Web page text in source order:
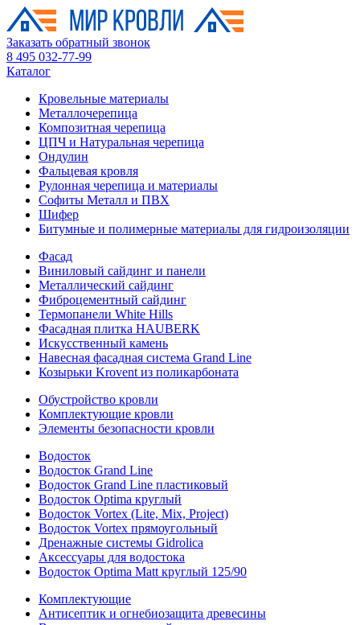
Заказать обратный звонок
8 495 032-77-99
Каталог
Кровельные материалы
Металлочерепица
Композитная черепица
ЦПЧ и Натуральная черепица
Ондулин
Фальцевая кровля
Рулонная черепица и материалы
Софиты Металл и ПВХ
Шифер
Битумные и полимерные материалы для гидроизоляции
Фасад
Виниловый сайдинг и панели
Металлический сайдинг
Фиброцементный сайдинг
Термопанели White Hills
Фасадная плитка HAUBERK
Искусственный камень
Навесная фасадная система Grand Line
Козырьки Krovent из поликарбоната
Обустройство кровли
Комплектующие кровли
Элементы безопасности кровли
Водосток
Водосток Grand Line
Водосток Grand Line пластиковый
Водосток Optima круглый
Водосток Vortex (Lite, Mix, Project)
Водосток Vortex прямоугольный
Дренажные системы Gidrolica
Аксессуары для водостока
Водосток Optima Matt круглый 125/90
Комплектующие
Антисептик и огнебиозащита древесины